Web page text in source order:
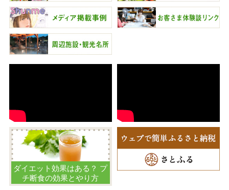
ダイエット効果はある？ プ
チ断食の効果とやり方